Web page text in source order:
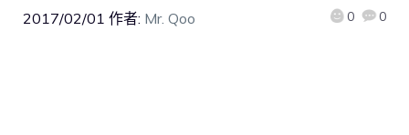
2017/02/01 作者: Mr. Qoo 0 0